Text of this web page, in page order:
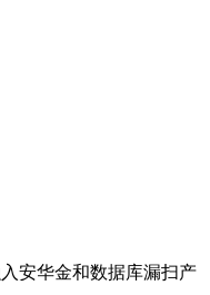
入安华金和数据库漏扫产